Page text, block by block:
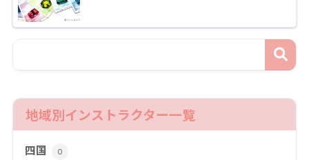
地域別インストラクター一覧
四国 0